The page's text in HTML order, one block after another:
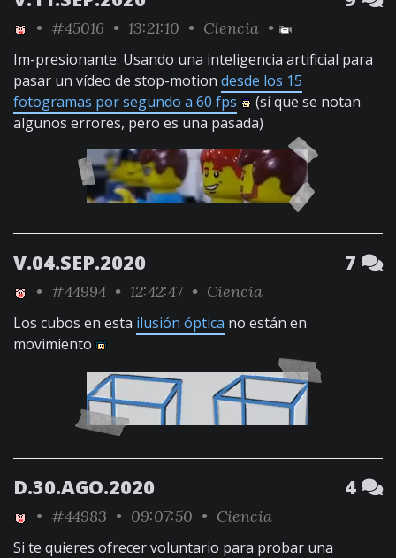
• #45016 • 13:21:10 • Ciencia •
Im-presionante: Usando una inteligencia artificial para
pasar un vídeo de stop-motion desde los 15
fotogramas por segundo a 60 fps
(sí que se notan
algunos errores, pero es una pasada)
V.04.SEP.2020 7
• #44994 • 12:42:47 • Ciencia
Los cubos en esta ilusión óptica no están en
movimiento
D.30.AGO.2020 4
• #44983 • 09:07:50 • Ciencia
Si te quieres ofrecer voluntario para probar una